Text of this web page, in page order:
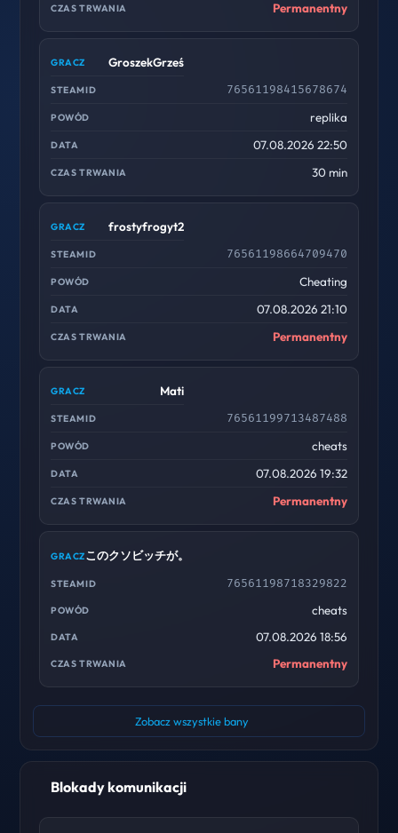
Permanentny
GroszekGrześ
76561198415678674
replika
07.08.2026 22:50
30 min
frostyfrogyt2
76561198664709470
Cheating
07.08.2026 21:10
Permanentny
Mati
76561199713487488
cheats
07.08.2026 19:32
Permanentny
このクソビッチが。
76561198718329822
cheats
07.08.2026 18:56
Permanentny
Zobacz wszystkie bany
Blokady komunikacji